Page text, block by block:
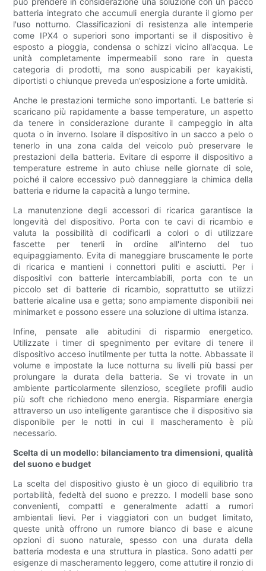
batteria integrato che accumuli energia durante il giorno per
l'uso notturno. Classificazioni di resistenza alle intemperie
come IPX4 o superiori sono importanti se il dispositivo è
esposto a pioggia, condensa o schizzi vicino all'acqua. Le
unità completamente impermeabili sono rare in questa
categoria di prodotti, ma sono auspicabili per kayakisti,
diportisti o chiunque preveda un'esposizione a forte umidità.
Anche le prestazioni termiche sono importanti. Le batterie si
scaricano più rapidamente a basse temperature, un aspetto
da tenere in considerazione durante il campeggio in alta
quota o in inverno. Isolare il dispositivo in un sacco a pelo o
tenerlo in una zona calda del veicolo può preservare le
prestazioni della batteria. Evitare di esporre il dispositivo a
temperature estreme in auto chiuse nelle giornate di sole,
poiché il calore eccessivo può danneggiare la chimica della
batteria e ridurne la capacità a lungo termine.
La manutenzione degli accessori di ricarica garantisce la
longevità del dispositivo. Porta con te cavi di ricambio e
valuta la possibilità di codificarli a colori o di utilizzare
fascette per tenerli in ordine all'interno del tuo
equipaggiamento. Evita di maneggiare bruscamente le porte
di ricarica e mantieni i connettori puliti e asciutti. Per i
dispositivi con batterie intercambiabili, porta con te un
piccolo set di batterie di ricambio, soprattutto se utilizzi
batterie alcaline usa e getta; sono ampiamente disponibili nei
minimarket e possono essere una soluzione di ultima istanza.
Infine, pensate alle abitudini di risparmio energetico.
Utilizzate i timer di spegnimento per evitare di tenere il
dispositivo acceso inutilmente per tutta la notte. Abbassate il
volume e impostate la luce notturna su livelli più bassi per
prolungare la durata della batteria. Se vi trovate in un
ambiente particolarmente silenzioso, scegliete profili audio
più soft che richiedono meno energia. Risparmiare energia
attraverso un uso intelligente garantisce che il dispositivo sia
disponibile per le notti in cui il mascheramento è più
necessario.
Scelta di un modello: bilanciamento tra dimensioni, qualità
del suono e budget
La scelta del dispositivo giusto è un gioco di equilibrio tra
portabilità, fedeltà del suono e prezzo. I modelli base sono
convenienti, compatti e generalmente adatti a rumori
ambientali lievi. Per i viaggiatori con un budget limitato,
queste unità offrono un rumore bianco di base e alcune
opzioni di suono naturale, spesso con una durata della
batteria modesta e una struttura in plastica. Sono adatti per
esigenze di mascheramento leggero, come attutire il ronzio di